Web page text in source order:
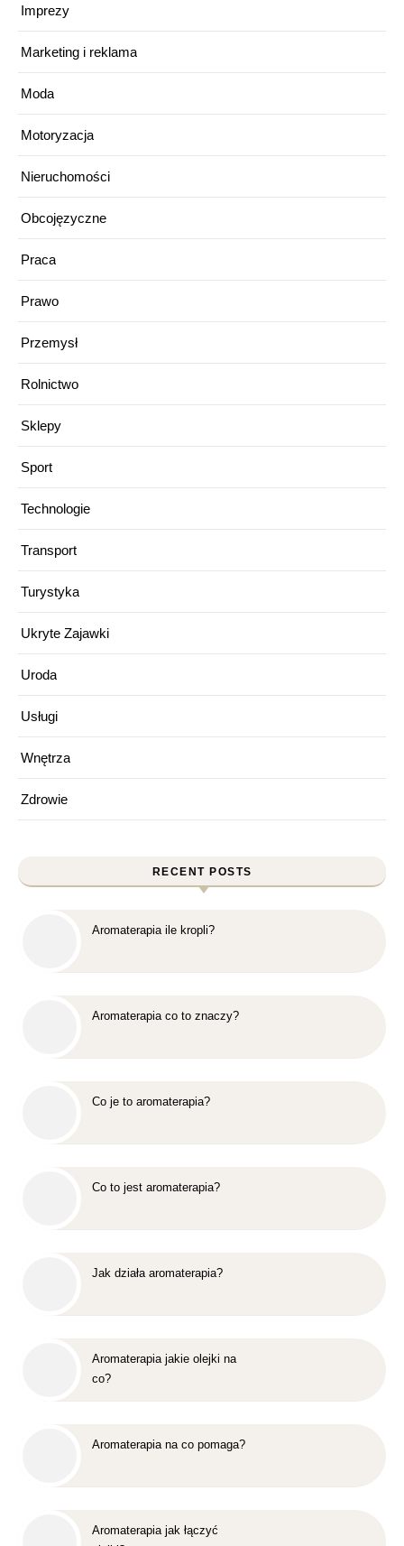
Imprezy
Marketing i reklama
Moda
Motoryzacja
Nieruchomości
Obcojęzyczne
Praca
Prawo
Przemysł
Rolnictwo
Sklepy
Sport
Technologie
Transport
Turystyka
Ukryte Zajawki
Uroda
Usługi
Wnętrza
Zdrowie
RECENT POSTS
Aromaterapia ile kropli?
Aromaterapia co to znaczy?
Co je to aromaterapia?
Co to jest aromaterapia?
Jak działa aromaterapia?
Aromaterapia jakie olejki na
co?
Aromaterapia na co pomaga?
Aromaterapia jak łączyć